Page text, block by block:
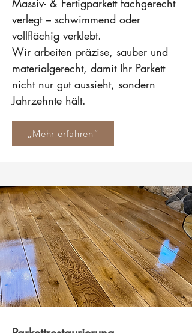
Massiv- & Fertigparkett fachgerecht
verlegt – schwimmend oder
vollflächig verklebt.
Wir arbeiten präzise, sauber und
materialgerecht, damit Ihr Parkett
nicht nur gut aussieht, sondern
Jahrzehnte hält.
„Mehr erfahren“